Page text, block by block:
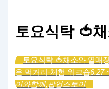
토요식탁 🍅
토요식탁 🍅채소와 열매
운 먹거리·체험 워크숍6.27
이와함께,팝업스토어